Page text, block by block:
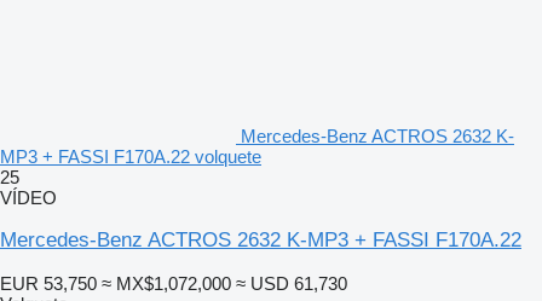
Mercedes-Benz ACTROS 2632 K-
MP3 + FASSI F170A.22 volquete
25
VÍDEO
Mercedes-Benz ACTROS 2632 K-MP3 + FASSI F170A.22
EUR 53,750 ≈ MX$1,072,000 ≈ USD 61,730